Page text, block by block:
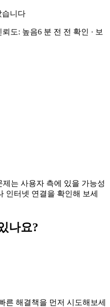
습니다
뢰도: 높음6 분 전 전 확인 · 보
는 사용자 측에 있을 가능성
인터넷 연결을 확인해 보세
나요?
른 해결책을 먼저 시도해보세